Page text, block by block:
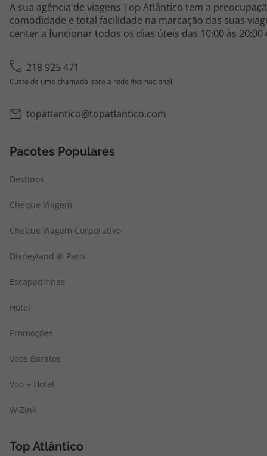
A sua agência de viagens Top Atlântico tem a
comodidade e total facilidade na marcação das suas
center a funcionar todos os dias úteis das 10:00 às 20:00
218 925 471
Custo de uma chamada para a rede fixa nacional
topatlantico@topatlantico.com
Pacotes Populares
Destinos
Cheque Viagem
Cheque Viagem Corporativo
Disneyland ® Paris
Escapadinhas
Hotel
Promoções
Voos Baratos
Voo + Hotel
WiZink
Top Atlântico